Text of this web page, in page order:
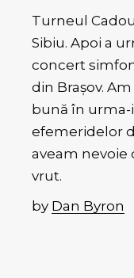
Turneul
Sibiu. Apoi a
concert
din Brașov.
bună în urma-
efemeridelor
aveam nevoie
vrut.
by Dan Byron